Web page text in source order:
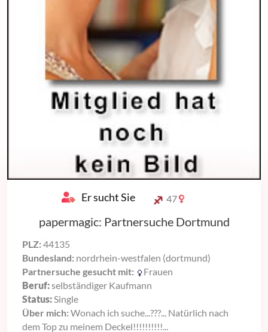
Er sucht Sie 47
papermagic: Partnersuche Dortmund
PLZ: 44135
Bundesland: nordrhein-westfalen (dortmund)
Partnersuche gesucht mit:
Frauen
Beruf:selbständiger Kaufmann
Status:Single
Über mich: Wonach ich suche...???... Natürlich nach
dem Top zu meinem Deckel!!!!!!!!!!...